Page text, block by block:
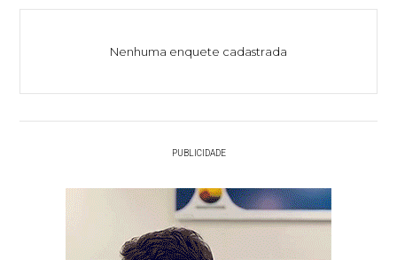
Nenhuma enquete cadastrada
PUBLICIDADE